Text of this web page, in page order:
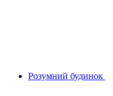
Розумний будинок